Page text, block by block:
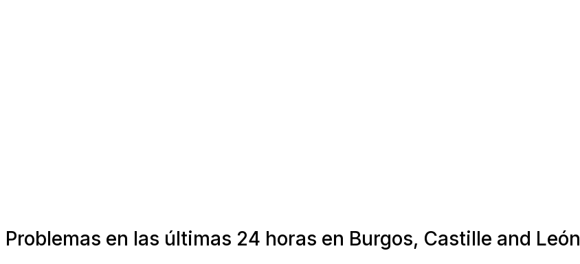
Problemas en las últimas 24 horas en Burgos, Castille and León